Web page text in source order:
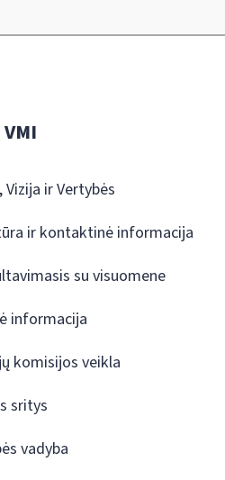
Vizija ir Vertybės
ir kontaktinė informacija
su visuomene
informacija
komisijos veikla
sritys
vadyba